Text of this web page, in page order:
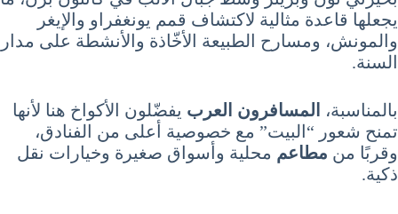
يجعلها قاعدة مثالية لاكتشاف قمم يونغفراو والإيغر
والمونش، ومسارح الطبيعة الأخّاذة والأنشطة على مدار
السنة.
بالمناسبة، المسافرون العرب يفضّلون الأكواخ هنا لأنها
تمنح شعور “البيت” مع خصوصية أعلى من الفنادق،
وقربًا من مطاعم محلية وأسواق صغيرة وخيارات نقل
ذكية.